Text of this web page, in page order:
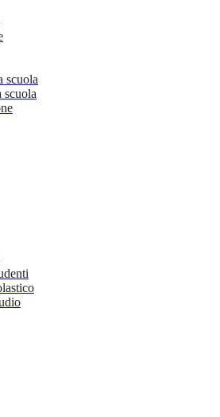
scuola
scuola